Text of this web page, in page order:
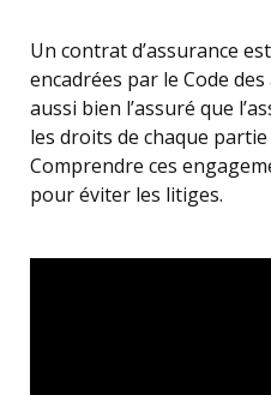
Un contrat d’assurance
encadrées par le Code
aussi bien l’assuré que
les droits de chaque
Comprendre ces
pour éviter les litiges.